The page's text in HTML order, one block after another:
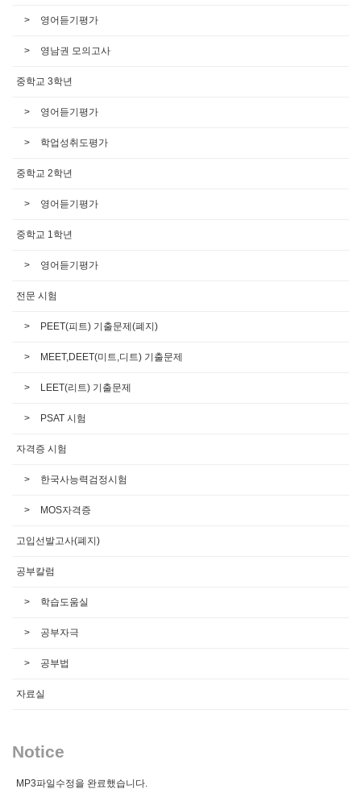
영어듣기평가
영남권 모의고사
중학교 3학년
영어듣기평가
학업성취도평가
중학교 2학년
영어듣기평가
중학교 1학년
영어듣기평가
전문 시험
PEET(피트) 기출문제(폐지)
MEET,DEET(미트,디트) 기출문제
LEET(리트) 기출문제
PSAT 시험
자격증 시험
한국사능력검정시험
MOS자격증
고입선발고사(폐지)
공부칼럼
학습도움실
공부자극
공부법
자료실
Notice
MP3파일수정을 완료했습니다.